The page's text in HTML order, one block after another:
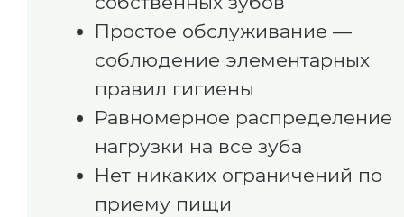
Простое обслуживание —
соблюдение элементарных
правил гигиены
Равномерное распределение
нагрузки на все зуба
Нет никаких ограничений по
приему пищи